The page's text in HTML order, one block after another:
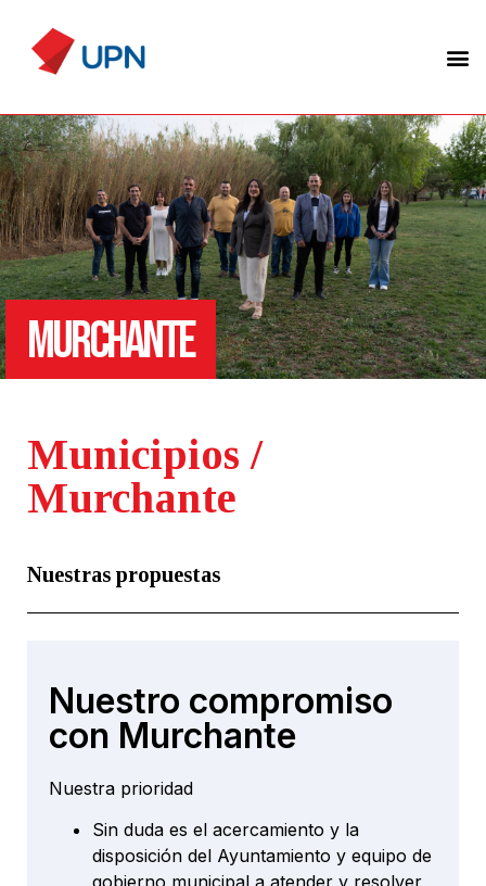
MURCHANTE
Municipios /
Murchante
Nuestras propuestas
Nuestro compromiso
con Murchante
Nuestra prioridad
Sin duda es el acercamiento y la
disposición del Ayuntamiento y equipo de